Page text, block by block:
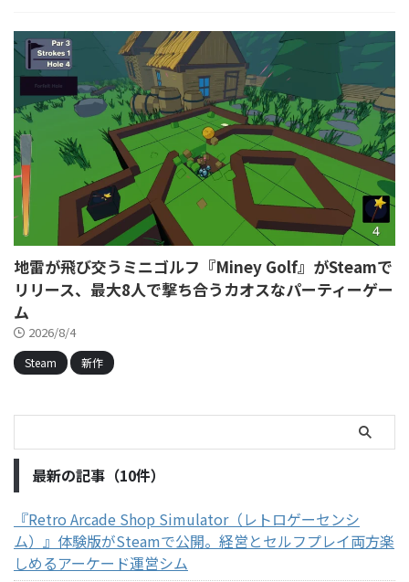
地雷が飛び交うミニゴルフ『Miney Golf』がSteamで
リリース、最大8人で撃ち合うカオスなパーティーゲー
ム
2026/8/4
Steam 新作
最新の記事（10件）
『Retro Arcade Shop Simulator（レトロゲーセンシ
ム）』体験版がSteamで公開。経営とセルフプレイ両方楽
しめるアーケード運営シム